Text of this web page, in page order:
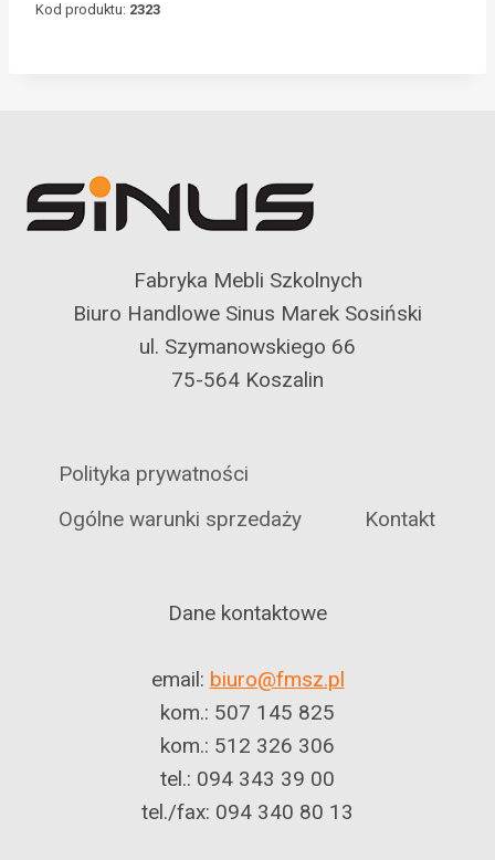
Kod produktu: 2323
Fabryka Mebli Szkolnych
Biuro Handlowe Sinus Marek Sosiński
ul. Szymanowskiego 66
75-564 Koszalin
Polityka prywatności
Ogólne warunki sprzedaży
Kontakt
Dane kontaktowe
email: biuro@fmsz.pl
kom.: 507 145 825
kom.: 512 326 306
tel.: 094 343 39 00
tel./fax: 094 340 80 13